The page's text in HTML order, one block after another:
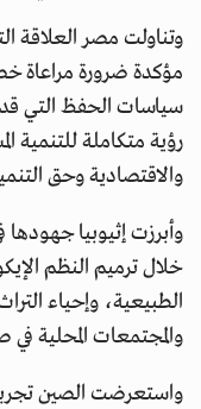
وتناولت مصر العلاقة
مؤكدة ضرورة مراعاة
سياسات الحفظ التي
رؤية متكاملة للتنمية
والاقتصادية وحق
وأبرزت إثيوبيا
خلال ترميم النظم
الطبيعية، وإحياء
والمجتمعات المحلية في
واستعرضت الصين